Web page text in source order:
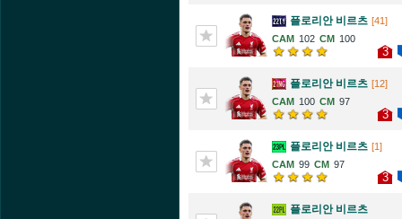
플로리안 비르츠 [41]
102
100
3
플로리안 비르츠 [12]
100
97
3
플로리안 비르츠 [1]
99
97
3
플로리안 비르츠